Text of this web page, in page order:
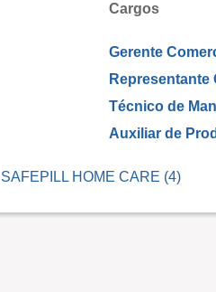
Cargos
Gerente
Representante
Técnico de
Auxiliar de
HOME CARE (4)